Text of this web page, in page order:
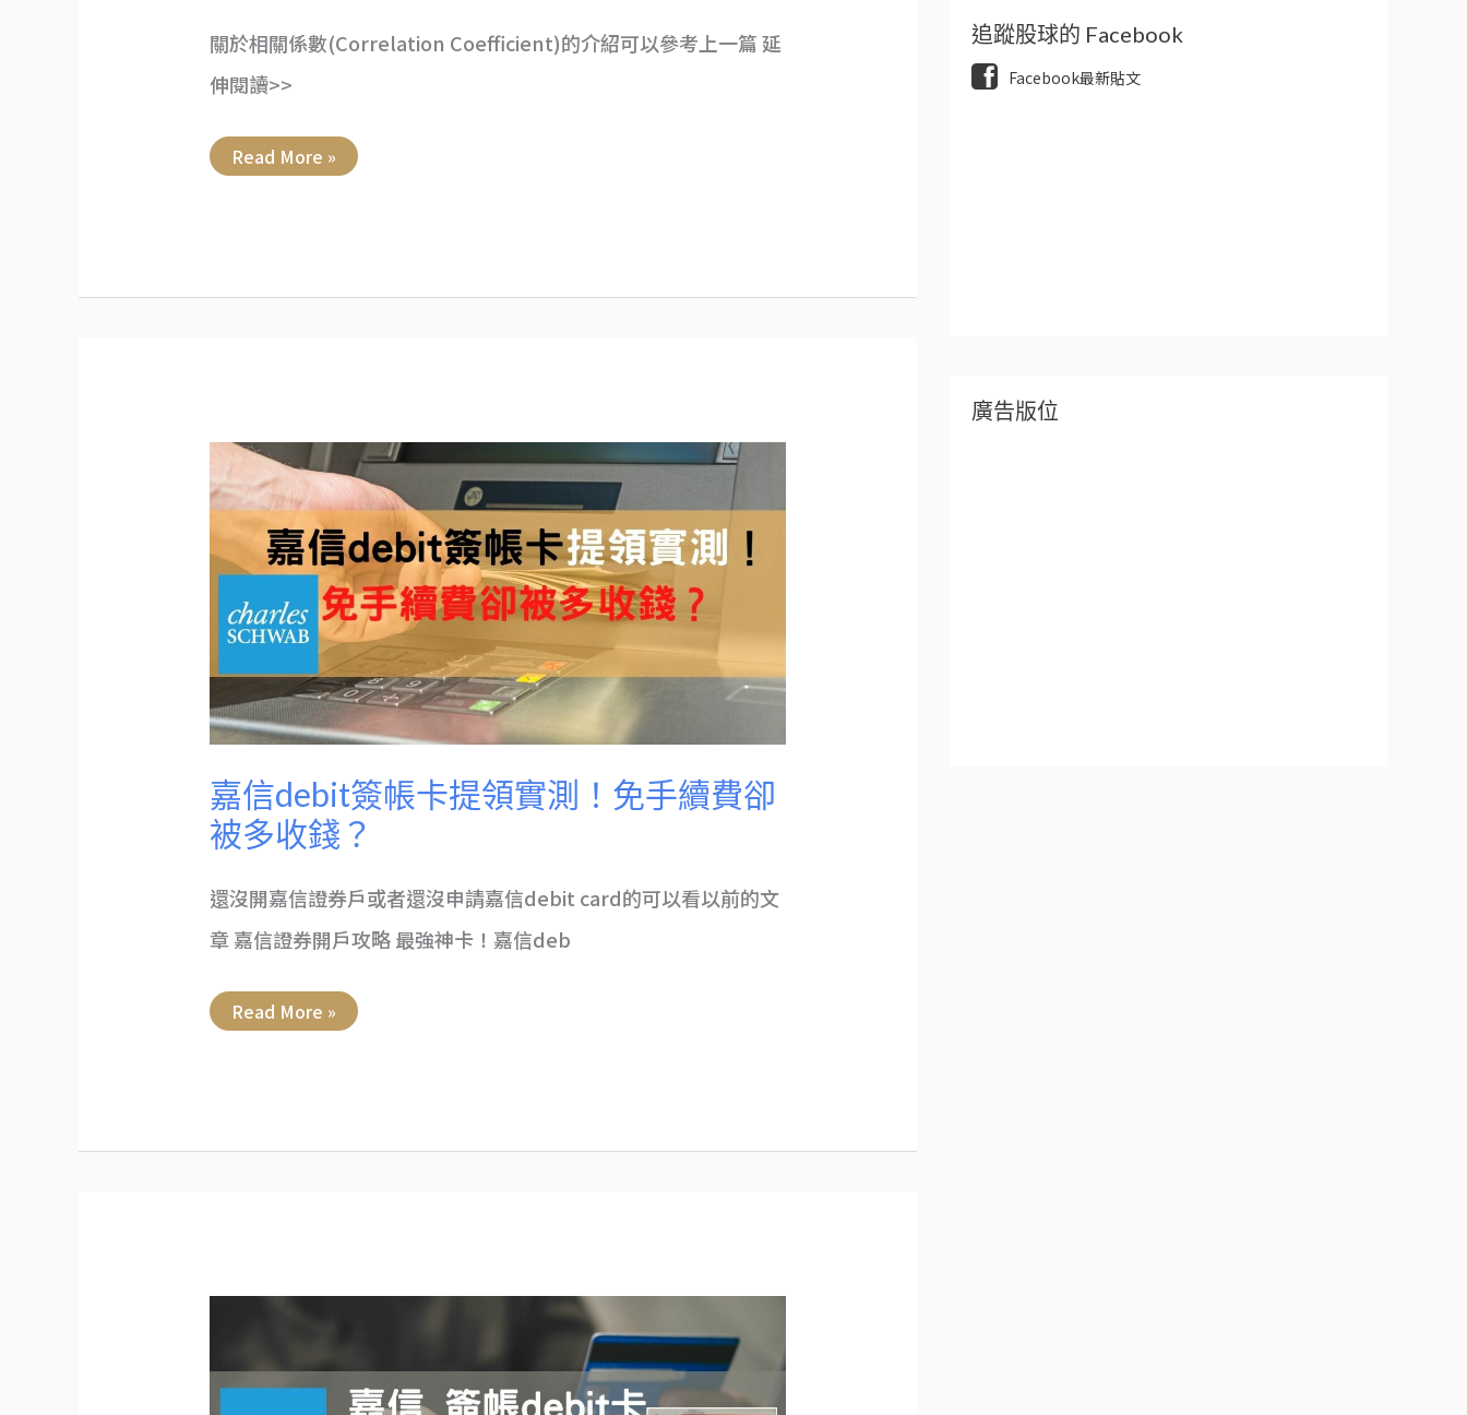
關於相關係數(Correlation Coefficient)的介紹可以參考上一篇 延
伸閱讀>>
Read More »
嘉信debit簽帳卡提領實測！免手續費卻
被多收錢？
還沒開嘉信證券戶或者還沒申請嘉信debit card的可以看以前的文
章 嘉信證券開戶攻略 最強神卡！嘉信deb
嘉
debit
簽
帳
卡
提
領
測！
免
手
費
被
多
收
Read More »
嘉
debit
卡》
追蹤股球的 Facebook
Facebook最新貼文
廣告版位